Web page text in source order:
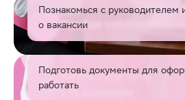
2 Пройди собеседование
Познакомься с руководителем
о вакансии
3
Начни свой путь
в М.Косметик
Подготовь документы для
работать